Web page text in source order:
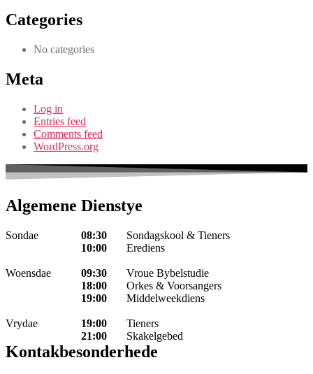
Categories
No categories
Meta
Log in
Entries feed
Comments feed
WordPress.org
Algemene Dienstye
Sondae
Woensdae
Vrydae
08:30
10:00
09:30
18:00
19:00
19:00
21:00
Sondagskool & Tieners
Erediens
Vroue Bybelstudie
Orkes & Voorsangers
Middelweekdiens
Tieners
Skakelgebed
Kontakbesonderhede